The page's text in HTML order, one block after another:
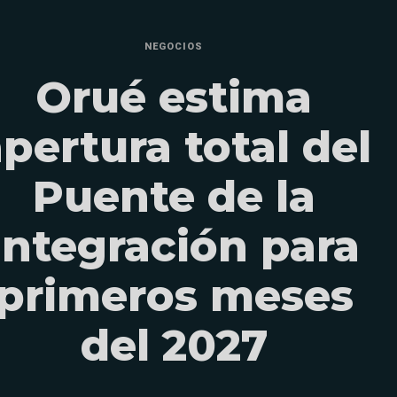
NEGOCIOS
Orué estima
total del
Puente de la
para
meses
del 2027